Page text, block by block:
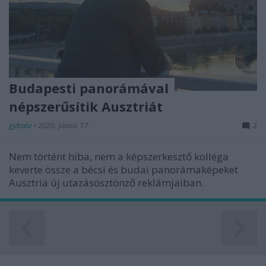
Budapesti panorámával
népszerűsítik Ausztriát
gybala • 2020. június 17. 2
Nem történt hiba, nem a képszerkesztő kolléga
keverte össze a bécsi és budai panorámaképeket
Ausztria új utazásösztönző reklámjaiban.